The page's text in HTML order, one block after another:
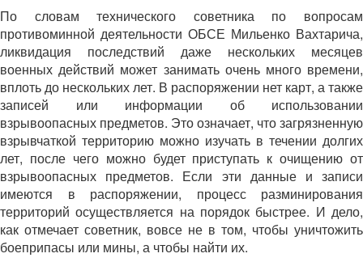
По словам технического советника по вопросам
противоминной деятельности ОБСЕ Мильенко Вахтарича,
ликвидация последствий даже нескольких месяцев
военных действий может занимать очень много времени,
вплоть до нескольких лет. В распоряжении нет карт, а также
записей или информации об использовании
взрывоопасных предметов. Это означает, что загрязненную
взрывчаткой территорию можно изучать в течении долгих
лет, после чего можно будет приступать к очищению от
взрывоопасных предметов. Если эти данные и записи
имеются в распоряжении, процесс разминирования
территорий осуществляется на порядок быстрее. И дело,
как отмечает советник, вовсе не в том, чтобы уничтожить
боеприпасы или мины, а чтобы найти их.